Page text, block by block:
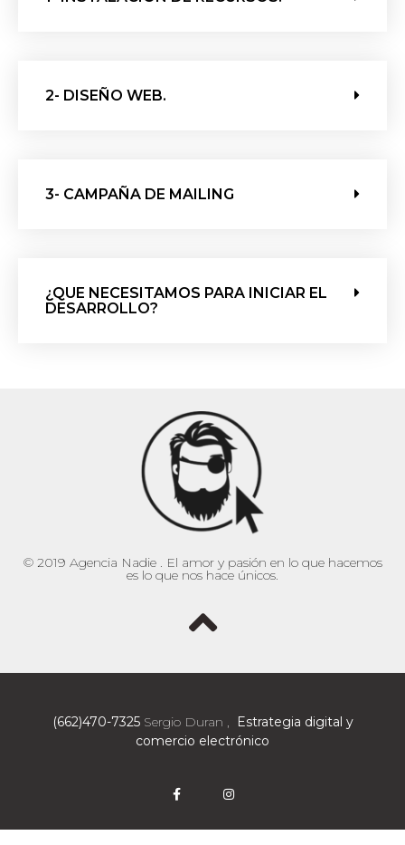
¿QUE NECESITAMOS PARA INICIAR EL
© 2019 Agencia Nadie . El amor y pasión en lo que hacemos
(662)470-7325 Sergio Duran ,Estrategia digital y